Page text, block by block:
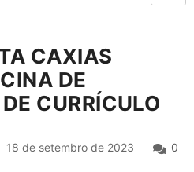
CAXIAS
DE
CURRÍCULO
18 de setembro de 2023 0